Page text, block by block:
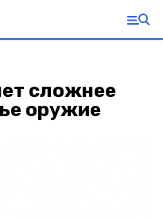
сложнее
оружие